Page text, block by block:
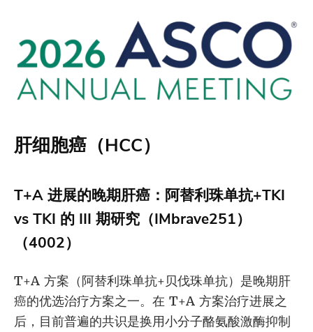
肝细胞癌（HCC）
T+A 进展的晚期肝癌：阿替利珠单抗+TKI
vs TKI 的 III 期研究（IMbrave251）
（4002）
T+A 方案（阿替利珠单抗+贝伐珠单抗）是晚期肝
癌的优选治疗方案之一。在 T+A 方案治疗进展之
后，目前普遍的共识是换用小分子酪氨酸激酶抑制